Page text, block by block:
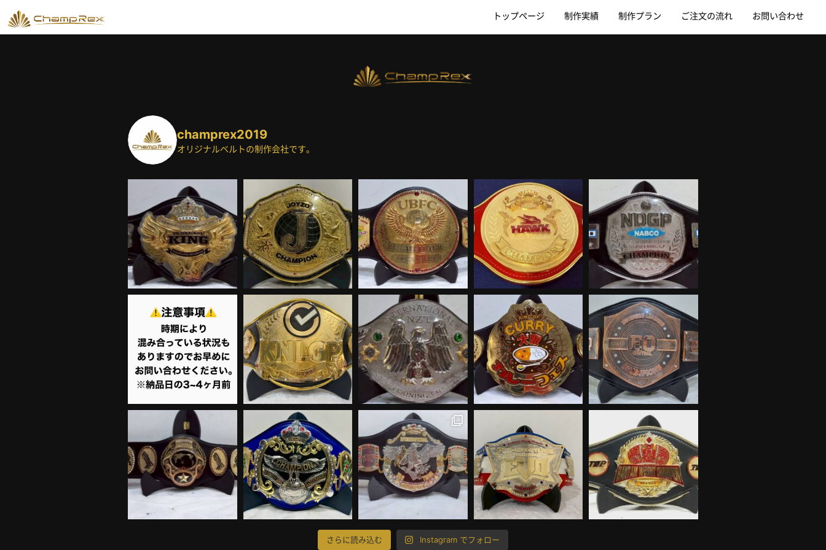
トップページ 制作実績 制作プラン ご注文の流れ お問い合わせ
champrex2019
オリジナルベルトの制作会社です。
さらに読み込む Instagram でフォロー